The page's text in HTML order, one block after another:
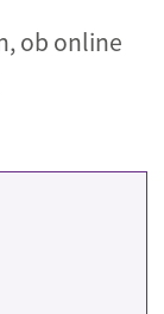
ob online